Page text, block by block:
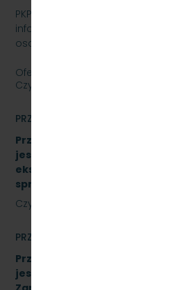
PKP SZYBKA KOLEJ MIEJSKA W
informuje, że wystawia na
osobowy Skoda Superb.
Oferty należy składać do dnia…
Czytaj dalej
PRZETARGI
Przetarg nieograniczony,
jest sukcesywna dostawa
eksploatacyjnych do urządzeń
sprawy: SKMMU.086.34A.22
Czytaj dalej
PRZETARGI
Przetarg nieograniczony,
jest „sukcesywna dostawa do